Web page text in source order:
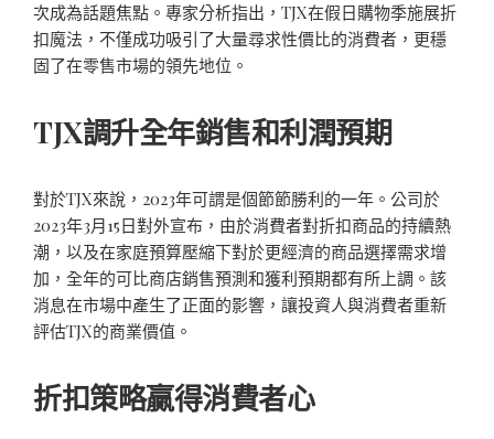
次成為話題焦點。專家分析指出，TJX在假日購物季施展折
扣魔法，不僅成功吸引了大量尋求性價比的消費者，更穩
固了在零售市場的領先地位。
TJX調升全年銷售和利潤預期
對於TJX來說，2023年可謂是個節節勝利的一年。公司於
2023年3月15日對外宣布，由於消費者對折扣商品的持續熱
潮，以及在家庭預算壓縮下對於更經濟的商品選擇需求增
加，全年的可比商店銷售預測和獲利預期都有所上調。該
消息在市場中產生了正面的影響，讓投資人與消費者重新
評估TJX的商業價值。
折扣策略贏得消費者心